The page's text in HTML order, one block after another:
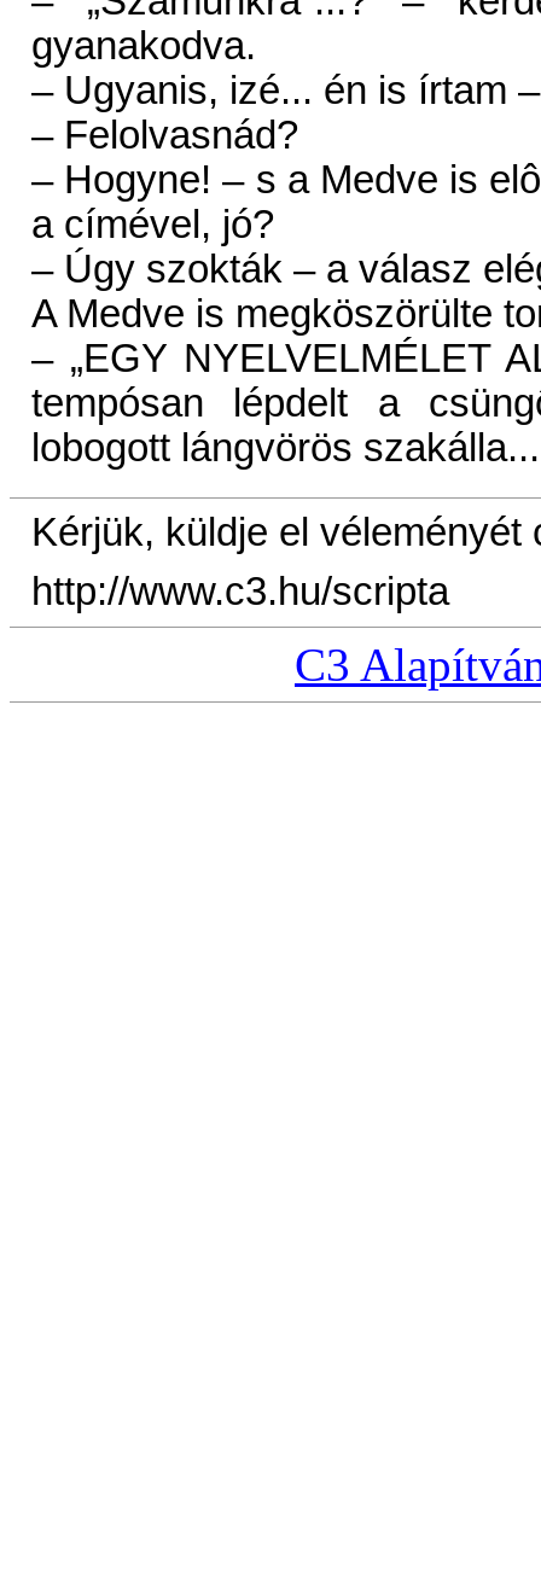
gyanakodva.
– Ugyanis, izé... én is írtam
– Felolvasnád?
– Hogyne! – s a Medve is
a címével, jó?
– Úgy szokták – a válasz
A Medve is megköszörülte
– „EGY NYELVELMÉLET
tempósan lépdelt a
lobogott lángvörös
Kérjük, küldje el
http://www.c3.hu/scripta
C3